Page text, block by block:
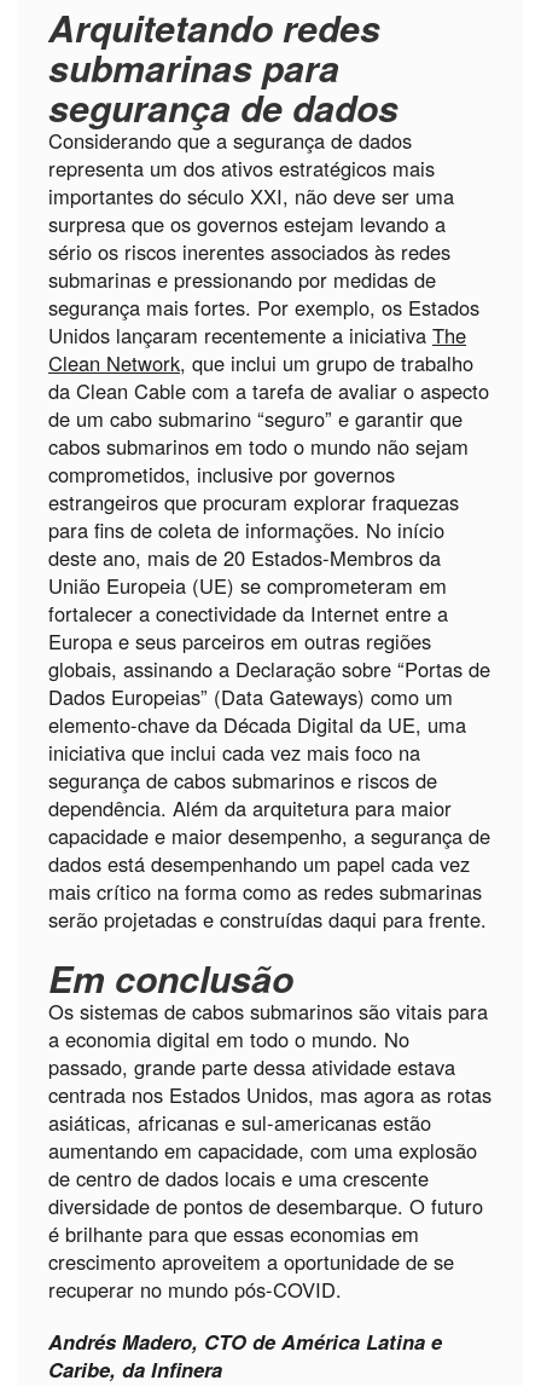
Arquitetando redes
submarinas para
segurança de dados
Considerando que a segurança de dados
representa um dos ativos estratégicos mais
importantes do século XXI, não deve ser uma
surpresa que os governos estejam levando a
sério os riscos inerentes associados às redes
submarinas e pressionando por medidas de
segurança mais fortes. Por exemplo, os Estados
Unidos lançaram recentemente a iniciativa The
Clean Network, que inclui um grupo de trabalho
da Clean Cable com a tarefa de avaliar o aspecto
de um cabo submarino “seguro” e garantir que
cabos submarinos em todo o mundo não sejam
comprometidos, inclusive por governos
estrangeiros que procuram explorar fraquezas
para fins de coleta de informações. No início
deste ano, mais de 20 Estados-Membros da
União Europeia (UE) se comprometeram em
fortalecer a conectividade da Internet entre a
Europa e seus parceiros em outras regiões
globais, assinando a Declaração sobre “Portas de
Dados Europeias” (Data Gateways) como um
elemento-chave da Década Digital da UE, uma
iniciativa que inclui cada vez mais foco na
segurança de cabos submarinos e riscos de
dependência. Além da arquitetura para maior
capacidade e maior desempenho, a segurança de
dados está desempenhando um papel cada vez
mais crítico na forma como as redes submarinas
serão projetadas e construídas daqui para frente.
Em conclusão
Os sistemas de cabos submarinos são vitais para
a economia digital em todo o mundo. No
passado, grande parte dessa atividade estava
centrada nos Estados Unidos, mas agora as rotas
asiáticas, africanas e sul-americanas estão
aumentando em capacidade, com uma explosão
de centro de dados locais e uma crescente
diversidade de pontos de desembarque. O futuro
é brilhante para que essas economias em
crescimento aproveitem a oportunidade de se
recuperar no mundo pós-COVID.
Andrés Madero, CTO de América Latina e
Caribe, da Infinera